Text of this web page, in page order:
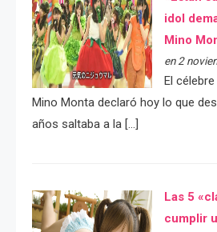
idol
Mino
en 2
El
Mino Monta declaró hoy lo que
años saltaba a la […]
Las 5
cumplir